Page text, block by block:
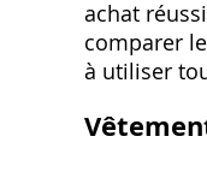
achat
comparer
à utiliser